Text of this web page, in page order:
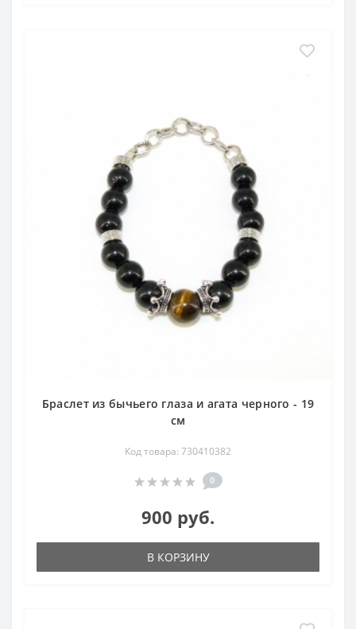
Браслет из бычьего глаза и агата черного - 19
см
Код товара: 730410382
0
900 руб.
В КОРЗИНУ